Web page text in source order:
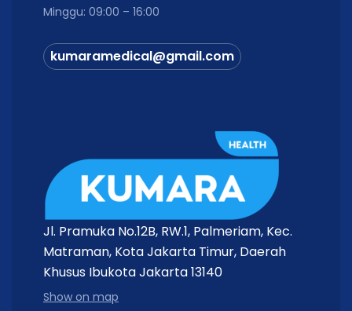
Minggu: 09:00 – 16:00
kumaramedical@gmail.com
Jl. Pramuka No.12B, RW.1, Palmeriam, Kec.
Matraman, Kota Jakarta Timur, Daerah
Khusus Ibukota Jakarta 13140
Show on map